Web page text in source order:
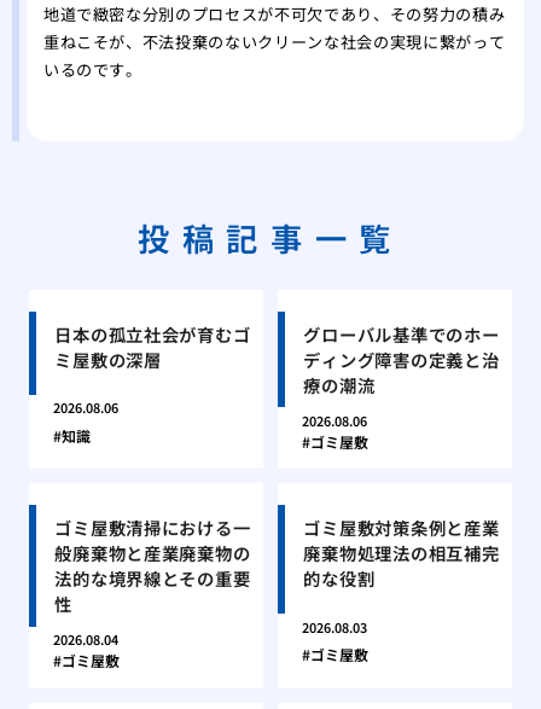
地道で緻密な分別のプロセスが不可欠であり、その努力の積み
重ねこそが、不法投棄のないクリーンな社会の実現に繋がって
いるのです。
投稿記事一覧
日本の孤立社会が育むゴ
ミ屋敷の深層
2026.08.06
知識
グローバル基準でのホー
ディング障害の定義と治
療の潮流
2026.08.06
ゴミ屋敷
ゴミ屋敷清掃における一
般廃棄物と産業廃棄物の
法的な境界線とその重要
性
2026.08.04
ゴミ屋敷
ゴミ屋敷対策条例と産業
廃棄物処理法の相互補完
的な役割
2026.08.03
ゴミ屋敷